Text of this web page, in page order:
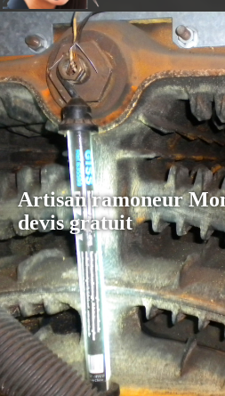
Artisan ramoneur
devis gratuit